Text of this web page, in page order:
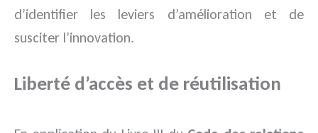
d’identifier les leviers d’amélioration et de
susciter l’innovation.
Liberté d’accès et de réutilisation